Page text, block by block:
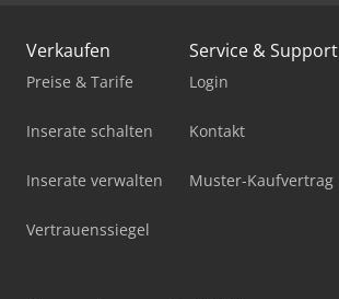
Kärcher B 90 R Classic Bp Pack
Kärcher Mic 42
Verkaufen
Preise & Tarife
Inserate schalten
Inserate verwalten
Vertrauenssiegel
Service & Support
Login
Kontakt
Muster-Kaufvertrag